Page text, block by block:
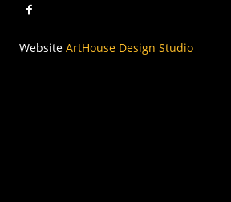
Website ArtHouse Design Studio